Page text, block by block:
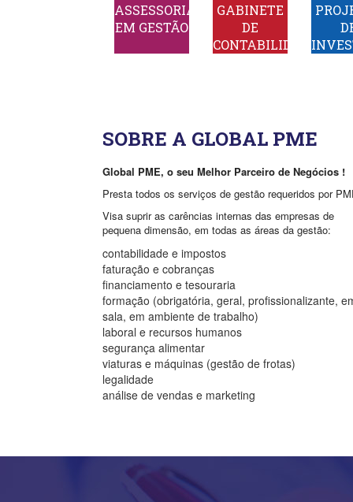
ASSESSORIA
EM GESTÃO
GABINETE
DE
CONTABILIDADE
SOBRE A GLOBAL PME
Global PME, o seu Melhor Parceiro de Negócios !
Presta todos os serviços de gestão requeridos por
Visa suprir as carências internas das empresas de
pequena dimensão, em todas as áreas da gestão:
contabilidade e impostos
faturação e cobranças
financiamento e tesouraria
formação (obrigatória, geral, profissionalizante,
sala, em ambiente de trabalho)
laboral e recursos humanos
segurança alimentar
viaturas e máquinas (gestão de frotas)
legalidade
análise de vendas e marketing